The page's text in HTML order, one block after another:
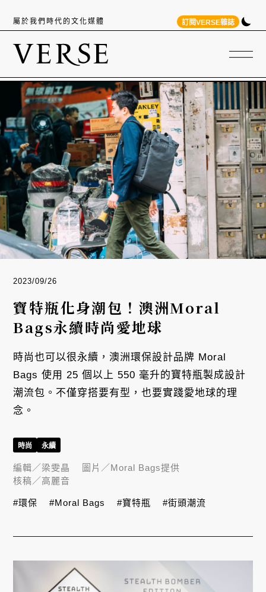
屬於我們時代的文化媒體 訂閱VERSE雜誌
2023/09/26
寶特瓶化身潮包！澳洲Moral
Bags永續時尚愛地球
時尚也可以很永續，澳洲環保設計品牌 Moral
Bags 使用 25 個以上 550 毫升的寶特瓶製成設計
潮流包。不僅穿搭要有型，也要實踐愛地球的理
念。
時尚 永續
編輯／梁雯晶 圖片／Moral Bags提供
核稿／高麗音
#環保 #Moral Bags #寶特瓶 #街頭潮流